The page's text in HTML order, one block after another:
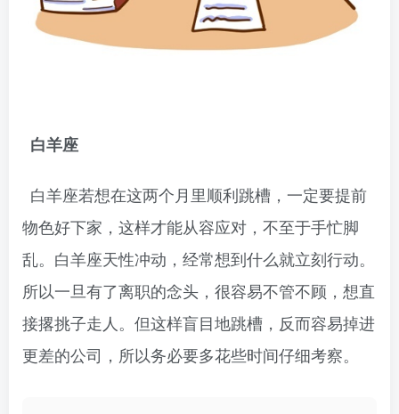
白羊座
白羊座若想在这两个月里顺利跳槽，一定要提前
物色好下家，这样才能从容应对，不至于手忙脚
乱。白羊座天性冲动，经常想到什么就立刻行动。
所以一旦有了离职的念头，很容易不管不顾，想直
接撂挑子走人。但这样盲目地跳槽，反而容易掉进
更差的公司，所以务必要多花些时间仔细考察。